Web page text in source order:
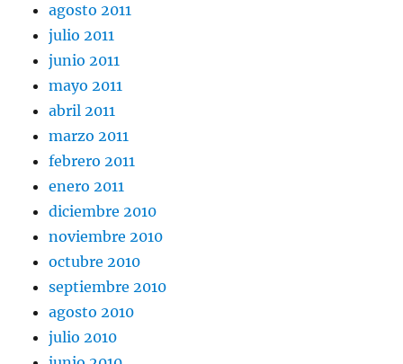
agosto 2011
julio 2011
junio 2011
mayo 2011
abril 2011
marzo 2011
febrero 2011
enero 2011
diciembre 2010
noviembre 2010
octubre 2010
septiembre 2010
agosto 2010
julio 2010